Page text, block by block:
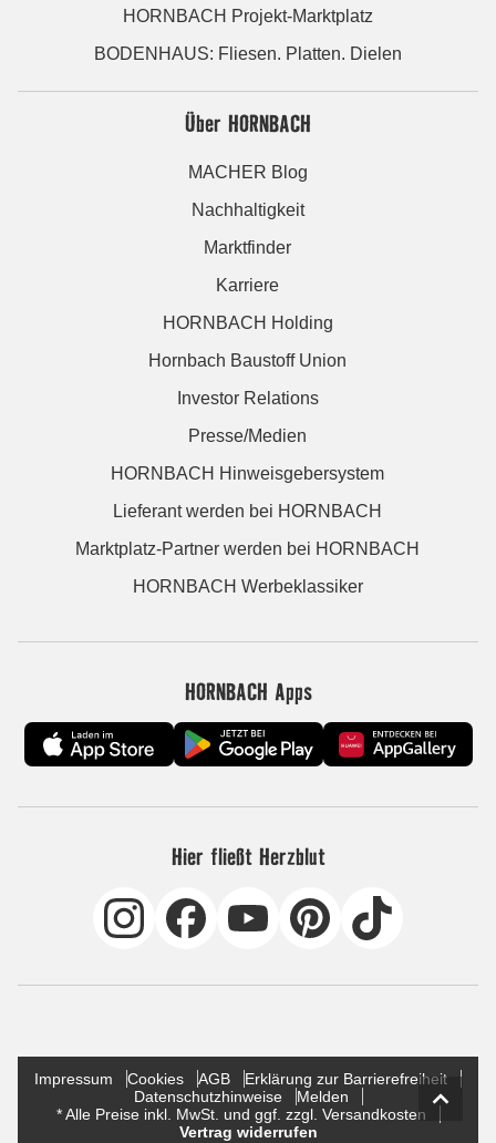
HORNBACH Projekt-Marktplatz
BODENHAUS: Fliesen. Platten. Dielen
Über HORNBACH
MACHER Blog
Nachhaltigkeit
Marktfinder
Karriere
HORNBACH Holding
Hornbach Baustoff Union
Investor Relations
Presse/Medien
HORNBACH Hinweisgebersystem
Lieferant werden bei HORNBACH
Marktplatz-Partner werden bei HORNBACH
HORNBACH Werbeklassiker
HORNBACH Apps
Hier fließt Herzblut
Impressum Cookies AGB
Erklärung zur Barrierefreiheit
Datenschutzhinweise
Melden
* Alle Preise inkl. MwSt. und ggf. zzgl. Versandkosten
Vertrag widerrufen